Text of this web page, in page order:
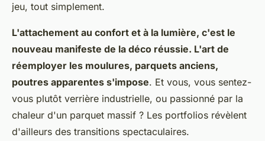
jeu, tout simplement.
L'attachement au confort et à la lumière, c'est le
nouveau manifeste de la déco réussie. L'art de
réemployer les moulures, parquets anciens,
poutres apparentes s'impose. Et vous, vous sentez-
vous plutôt verrière industrielle, ou passionné par la
chaleur d'un parquet massif ? Les portfolios révèlent
d'ailleurs des transitions spectaculaires.